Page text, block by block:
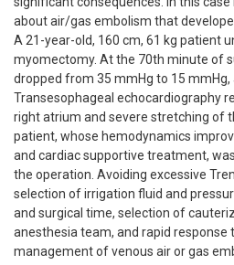
about air/gas embolism that
A 21-year-old, 160 cm, 61 kg patient
myomectomy. At the 70th minute of
dropped from 35 mmHg to 15 mmHg,
Transesophageal echocardiography
right atrium and severe stretching of
patient, whose hemodynamics
and cardiac supportive treatment,
the operation. Avoiding excessive
selection of irrigation fluid and
and surgical time, selection of
anesthesia team, and rapid response
management of venous air or gas